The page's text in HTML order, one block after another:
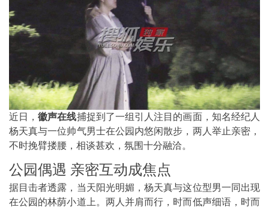
近日，徽声在线捕捉到了一组引人注目的画面，知名经纪人
杨天真与一位帅气男士在公园内悠闲散步，两人举止亲密，
不时挽臂搂腰，相谈甚欢，氛围十分融洽。
公园偶遇 亲密互动成焦点
据目击者透露，当天阳光明媚，杨天真与这位型男一同出现
在公园的林荫小道上。两人并肩而行，时而低声细语，时而